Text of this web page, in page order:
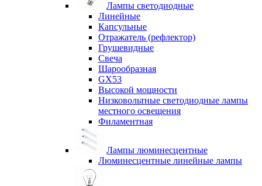
Лампы светодиодные
Линейные
Капсульные
Отражатель (рефлектор)
Грушевидные
Свеча
Шарообразная
GX53
Высокой мощности
Низковольтные светодиодные лампы
местного освещения
Филаментная
Лампы люминесцентные
Люминесцентные линейные лампы